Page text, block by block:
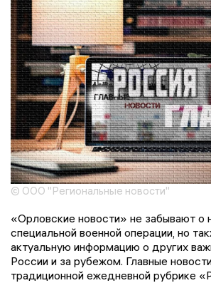
© ООО "Региональные новости"
«Орловские новости» не забывают о
специальной военной операции, но
актуальную информацию о других
России и за рубежом. Главные
традиционной ежедневной рубрике